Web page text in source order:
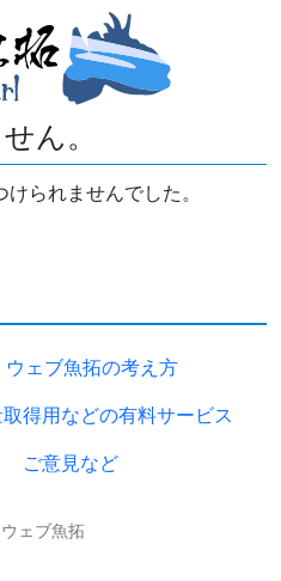
ん。
られませんでした。
ウェブ魚拓の考え方
得用などの有料サービス
ご意見など
ェブ魚拓